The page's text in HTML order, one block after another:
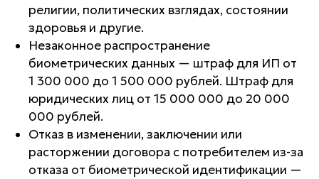
религии, политических взглядах, состоянии
здоровья и другие.
Незаконное распространение
биометрических данных — штраф для ИП от
1 300 000 до 1 500 000 рублей. Штраф для
юридических лиц от 15 000 000 до 20 000
000 рублей.
Отказ в изменении, заключении или
расторжении договора с потребителем из-за
отказа от биометрической идентификации —